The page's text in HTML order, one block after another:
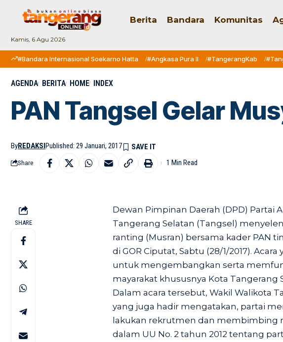
Kamis, 6 Agu 2026
Berita Bandara Komunitas
#Bandara Internasional Soekarno Hatta #Angkasa Pura II #TangerangKab
AGENDA BERITA HOME INDEX
PAN Tangsel Gelar
ByREDAKSIPublished: 29 Januari, 2017
Share 1 Min Read
SHARE
Dewan Pimpinan Daerah (DPD) Partai
Tangerang Selatan (Tangsel)
ranting (Musran) bersama kader PAN
di GOR Ciputat, Sabtu (28/1/2017).
untuk mengembangkan serta
mayarakat khususnya Kota Tangerang
Dalam acara tersebut, Wakil Walikota
yang juga hadir mengatakan, partai
lakukan rekrutmen dan membimbing
dalam UU No. 2 tahun 2012 tentang